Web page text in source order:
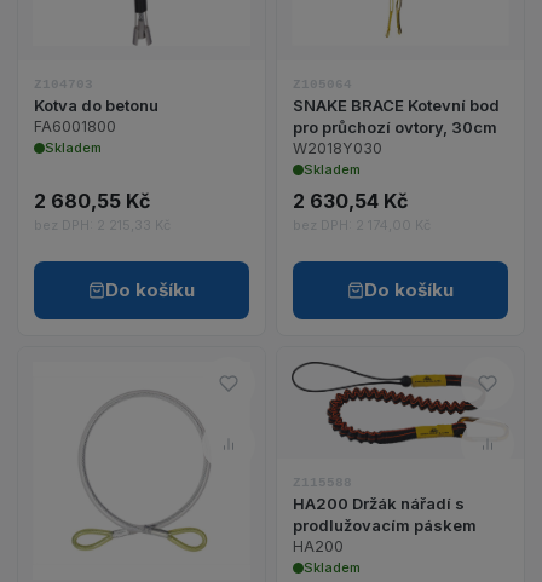
Z104703
Kotva do betonu
FA6001800
Skladem
2 680,55 Kč
bez DPH: 2 215,33 Kč
Do košíku
Z105064
SNAKE BRACE Kotevní bod
pro průchozí ovtory, 30cm
W2018Y030
Skladem
2 630,54 Kč
bez DPH: 2 174,00 Kč
Do košíku
Do oblíbených – STEEL
Porovnat – STEEL LANYARD
Zobrazit detail produktu STEEL LANYARD "I"
Do
Zobrazit detail
Z115588
HA200 Držák nářadí s
prodlužovacím páskem
HA200
Skladem